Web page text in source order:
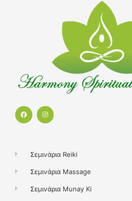
F
a
I
n
m
Σεμινάρια Reiki
Σεμινάρια Massage
Σεμινάρια Munay Ki